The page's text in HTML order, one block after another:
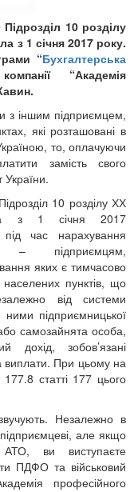
10 розділу
з 1 січня 2017 року.
“Бухгалтерська
“Академія
з іншим підприємцем,
які розташовані в
то, оплачуючи
замість свого
10 розділу ХХ
з 1 січня 2017
час нарахування
– підприємцям,
яких є тимчасово
населених пунктів, що
від системи
ними підприємницької
самозайнята особа,
дохід, зобов’язані
виплати. При цьому на
статті 177 цього
Незалежно в
але якщо
АТО, ви виступаєте
ПДФО та військовий
професійного